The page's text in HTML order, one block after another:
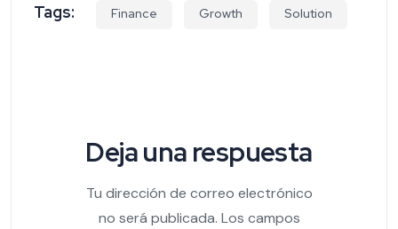
Tags: Finance Growth Solution
Deja una respuesta
Tu dirección de correo electrónico
no será publicada. Los campos